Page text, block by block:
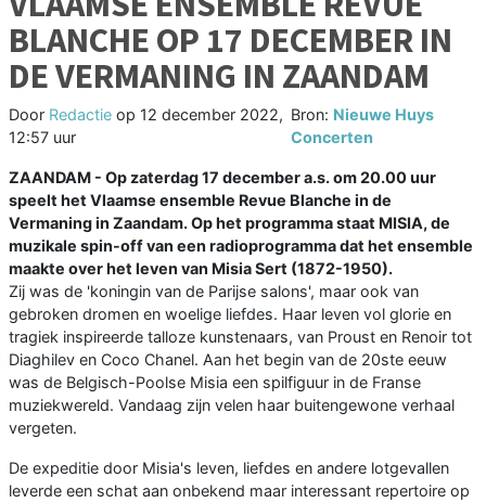
BLANCHE OP 17 DECEMBER IN
DE VERMANING IN ZAANDAM
Door Redactie op 12 december 2022,
12:57 uur
Bron: Nieuwe Huys
Concerten
ZAANDAM - Op zaterdag 17 december a.s. om 20.00 uur
speelt het Vlaamse ensemble Revue Blanche in de
Vermaning in Zaandam. Op het programma staat MISIA, de
muzikale spin-off van een radioprogramma dat het ensemble
maakte over het leven van Misia Sert (1872-1950).
Zij was de 'koningin van de Parijse salons', maar ook van
gebroken dromen en woelige liefdes. Haar leven vol glorie en
tragiek inspireerde talloze kunstenaars, van Proust en Renoir tot
Diaghilev en Coco Chanel. Aan het begin van de 20ste eeuw
was de Belgisch-Poolse Misia een spilfiguur in de Franse
muziekwereld. Vandaag zijn velen haar buitengewone verhaal
vergeten.
De expeditie door Misia's leven, liefdes en andere lotgevallen
leverde een schat aan onbekend maar interessant repertoire op